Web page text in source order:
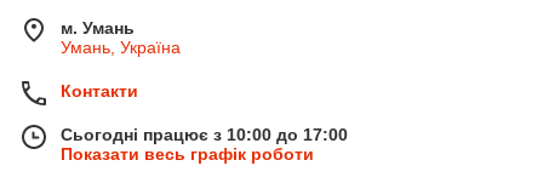
м. Умань
Умань, Україна
Контакти
Сьогодні працює з 10:00 до 17:00
Показати весь графік роботи